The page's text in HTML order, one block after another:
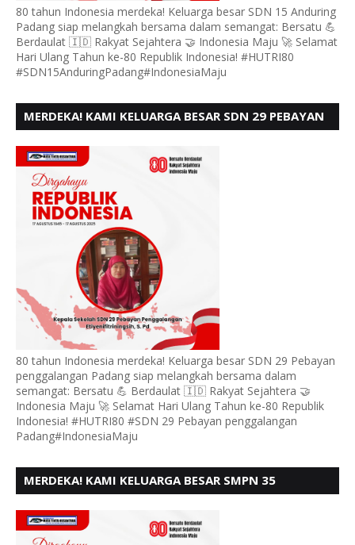
80 tahun Indonesia merdeka! Keluarga besar SDN 15 Anduring
Padang siap melangkah bersama dalam semangat: Bersatu 💪
Berdaulat 🇮🇩 Rakyat Sejahtera 🤝 Indonesia Maju 🚀 Selamat
Hari Ulang Tahun ke-80 Republik Indonesia! #HUTRI80
#SDN15AnduringPadang#IndonesiaMaju
MERDEKA! KAMI KELUARGA BESAR SDN 29 PEBAYAN
KE - 80
80 tahun Indonesia merdeka! Keluarga besar SDN 29 Pebayan
penggalangan Padang siap melangkah bersama dalam
semangat: Bersatu 💪 Berdaulat 🇮🇩 Rakyat Sejahtera 🤝
Indonesia Maju 🚀 Selamat Hari Ulang Tahun ke-80 Republik
Indonesia! #HUTRI80 #SDN 29 Pebayan penggalangan
Padang#IndonesiaMaju
MERDEKA! KAMI KELUARGA BESAR SMPN 35